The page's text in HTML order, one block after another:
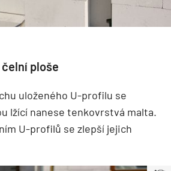
čelní ploše
uloženého U-profilu se
lžící nanese tenkovrstvá malta.
U-profilů se zlepší jejich